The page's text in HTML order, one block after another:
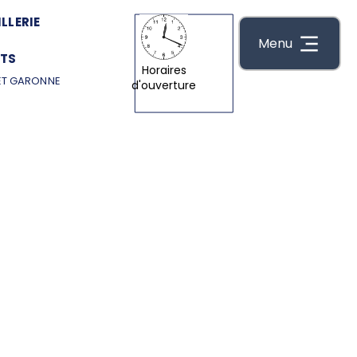
Menu
GARONNE
Horaires
d'ouverture